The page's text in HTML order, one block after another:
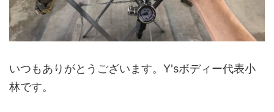
いつもありがとうございます。Y'sボディー代表小
林です。